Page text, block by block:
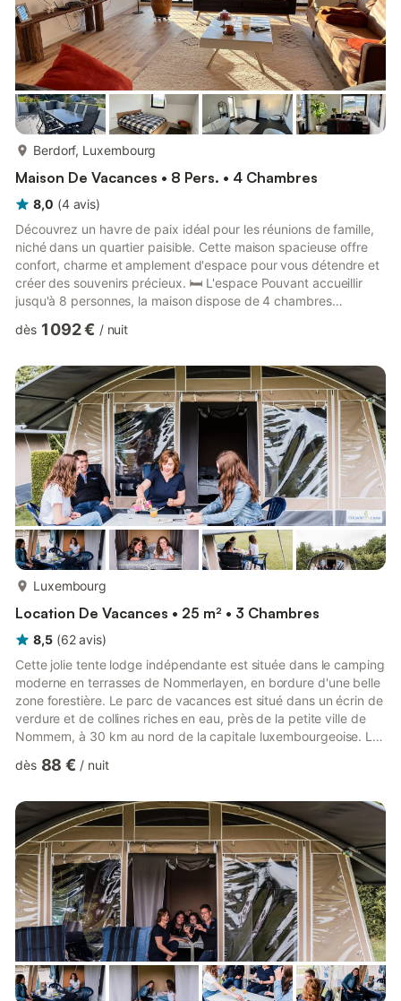
Berdorf, Luxembourg
Maison De Vacances • 8 Pers. • 4 Chambres
8,0 (4 avis)
Découvrez un havre de paix idéal pour les réunions de famille,
niché dans un quartier paisible. Cette maison spacieuse offre
confort, charme et amplement d'espace pour vous détendre et
créer des souvenirs précieux. 🛏️ L'espace Pouvant accueillir
jusqu'à 8 personnes, la maison dispose de 4 chambres
salles de bain : une avec une douche à l'italienne et une
entièrement équipée Détendez-vous dans le salon avec une
télévision et une connexion Wi-Fi fiable, parfaite pour ...
dès 1 092 € / nuit
Luxembourg
Location De Vacances • 25 m² • 3 Chambres
8,5 (62 avis)
Cette jolie tente lodge indépendante est située dans le camping
moderne en terrasses de Nommerlayen, en bordure d'une belle
zone forestière. Le parc de vacances est situé dans un écrin de
verdure et de collines riches en eau, près de la petite ville de
Nommern, à 30 km au nord de la capitale luxembourgeoise. La
ressentirez la vraie sensation du camping, mais avec un peu
ouverte équipée d'un réfrigérateur-congélateur et d'une
cuisinière. Il y a trois chambres à coucher,...
dès 88 € / nuit